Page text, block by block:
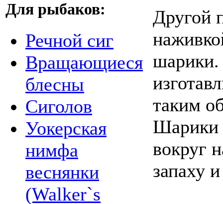
Для рыбаков:
Речной сиг
Вращающиеся
блесны
Сиголов
Уокерская
нимфа
веснянки
(Walker`s
Другой
шарики.
таким
Шарики
вокруг
запаху